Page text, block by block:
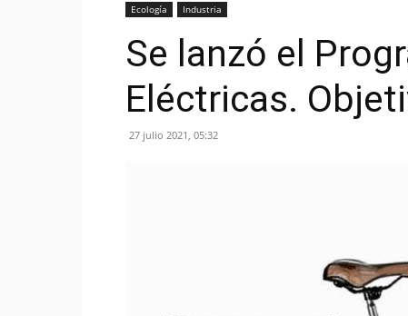
Ecología Industria
Se lanzó el
Eléctricas.
27 julio 2021, 05:32